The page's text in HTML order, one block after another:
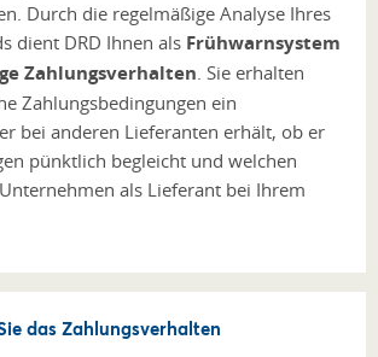
Durch die regelmäßige Analyse Ihres
dient DRD Ihnen als Frühwarnsystem
Zahlungsverhalten. Sie erhalten
Zahlungsbedingungen ein
bei anderen Lieferanten erhält, ob er
pünktlich begleicht und welchen
als Lieferant bei Ihrem
das Zahlungsverhalten